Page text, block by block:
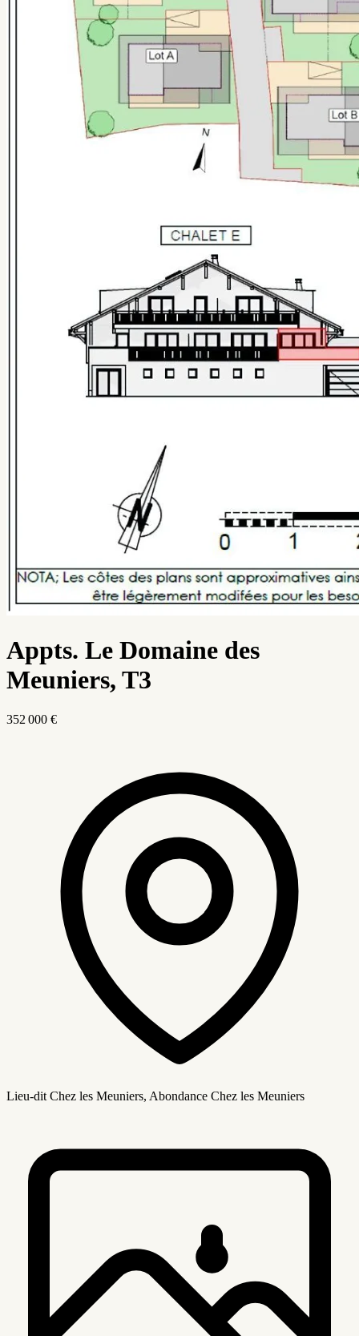
Appts. Le Domaine des
Meuniers, T3
352 000 €
Lieu-dit Chez les Meuniers, Abondance Chez les Meuniers